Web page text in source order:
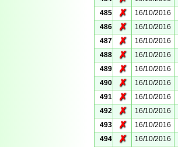
485
✗ 16/10/2016
486
✗ 16/10/2016
487
✗ 16/10/2016
488
✗ 16/10/2016
489
✗ 16/10/2016
490
✗ 16/10/2016
491
✗ 16/10/2016
492
✗ 16/10/2016
493
✗ 16/10/2016
494
✗ 16/10/2016